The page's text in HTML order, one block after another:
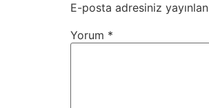
E-posta adresiniz
Yorum *